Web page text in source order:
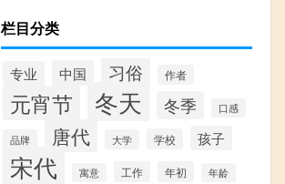
栏目分类
专业 中国 习俗 作者
元宵节 冬天 冬季 口感
品牌 唐代 大学 学校 孩子
宋代 寓意 工作 年初 年龄